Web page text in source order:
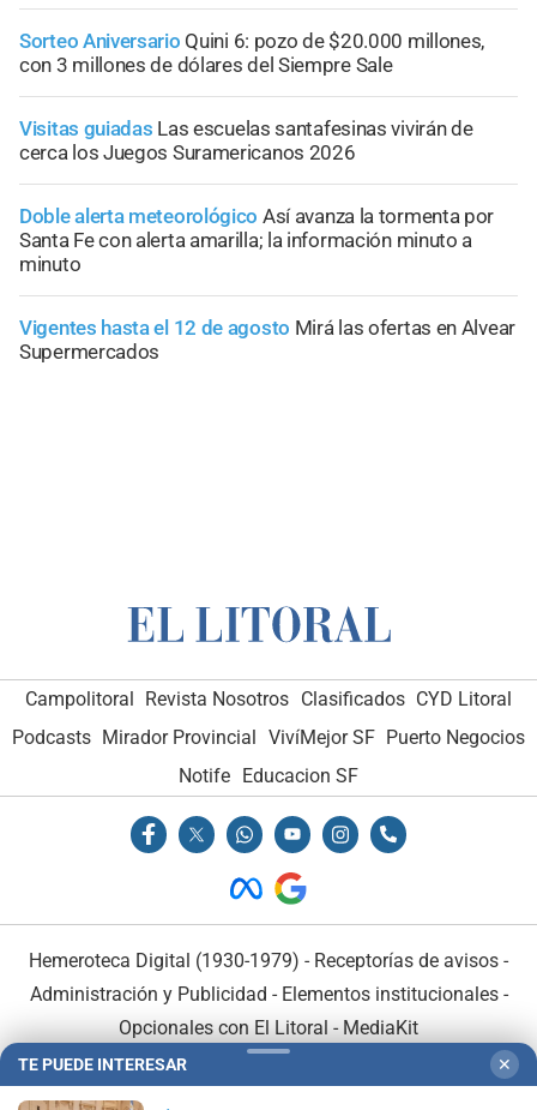
Sorteo Aniversario Quini 6: pozo de $20.000 millones,
con 3 millones de dólares del Siempre Sale
Visitas guiadas Las escuelas santafesinas vivirán de
cerca los Juegos Suramericanos 2026
Doble alerta meteorológico Así avanza la tormenta por
Santa Fe con alerta amarilla; la información minuto a
minuto
Vigentes hasta el 12 de agosto Mirá las ofertas en Alvear
Supermercados
Campolitoral Revista Nosotros Clasificados CYD Litoral
Podcasts Mirador Provincial VivíMejor SF Puerto Negocios
Notife
Educacion SF
Hemeroteca Digital (1930-1979) - Receptorías de avisos -
Administración y Publicidad - Elementos institucionales-
Opcionales con El Litoral - MediaKit
TE PUEDE INTERESAR ✕